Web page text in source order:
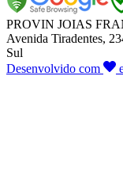
PROVIN JOIAS
Avenida Tiradentes,
Sul
Desenvolvido com